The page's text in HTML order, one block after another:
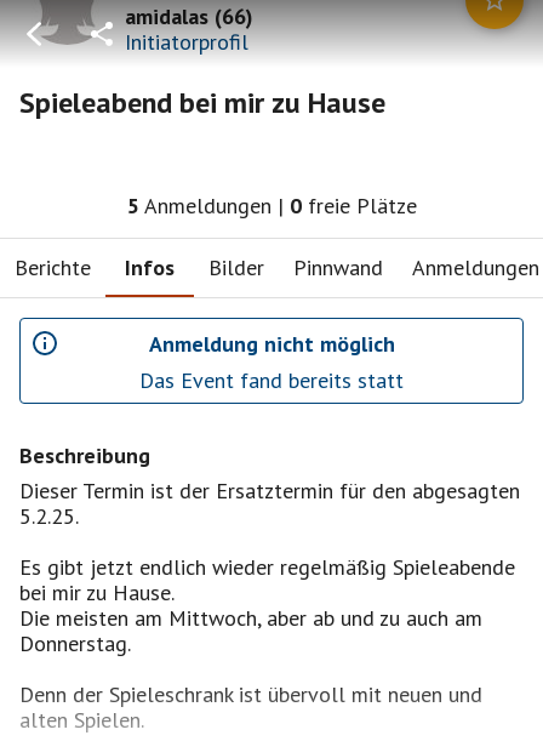
amidalas(66)
Initiatorprofil
Spieleabend bei mir zu Hause
5 Anmeldungen | 0 freie Plätze
Berichte Infos Bilder Pinnwand Anmeldungen
Anmeldung nicht möglich
Das Event fand bereits statt
Beschreibung
Dieser Termin ist der Ersatztermin für den abgesagten
5.2.25.
Es gibt jetzt endlich wieder regelmäßig Spieleabende
bei mir zu Hause.
Die meisten am Mittwoch, aber ab und zu auch am
Donnerstag.
Denn der Spieleschrank ist übervoll mit neuen und
alten Spielen.